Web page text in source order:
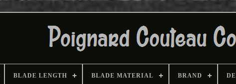
BLADE LENGTH BLADE MATERIAL BRAND